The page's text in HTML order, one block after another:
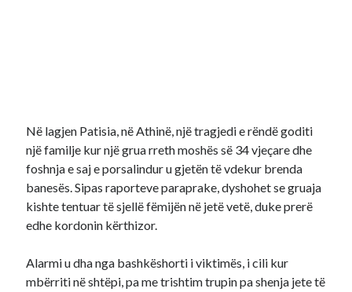
Në lagjen Patisia, në Athinë, një tragjedi e rëndë goditi
një familje kur një grua rreth moshës së 34 vjeçare dhe
foshnja e saj e porsalindur u gjetën të vdekur brenda
banesës. Sipas raporteve paraprake, dyshohet se gruaja
kishte tentuar të sjellë fëmijën në jetë vetë, duke prerë
edhe kordonin kërthizor.
Alarmi u dha nga bashkëshorti i viktimës, i cili kur
mbërriti në shtëpi, pa me trishtim trupin pa shenja jete të